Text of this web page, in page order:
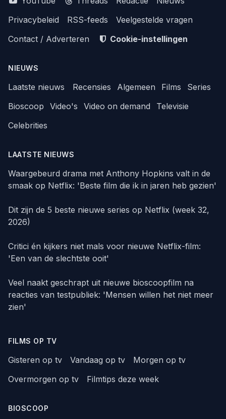
Privacybeleid
RSS-feeds
Veelgestelde vragen
Contact / Adverteren
Cookie-instellingen
NIEUWS
Laatste nieuws Recensies Algemeen Films
Series
Bioscoop
Video's Video on demand
Televisie
Celebrities
LAATSTE NIEUWS
Waargebeurd drama met Anthony Hopkins valt in de
smaak op Netflix: 'Beste film die ik in jaren heb gezien'
Dit zijn de 5 beste nieuwe series op Netflix (week 32,
2026)
Critici én kijkers niet mals voor nieuwe Netflix-film:
'Een van de slechtste ooit'
Veel naakt geschrapt uit nieuwe bioscoopfilm na
reacties van testpubliek: 'Mensen willen het niet meer
zien'
FILMS OP TV
Gisteren op tv Vandaag op tv
Morgen op tv
Overmorgen op tv
Filmtips deze week
BIOSCOOP